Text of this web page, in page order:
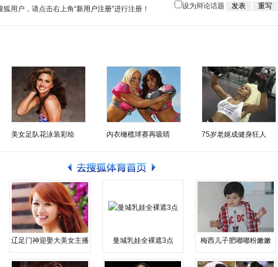
用户，请点击右上角“新用户注册”进行注册！ 设为辩论话题
美女足队花泳装彩绘 内衣橄榄球赛再吸睛 75岁老妪成健身狂人
辽足门神迎娶大美女主播 曼城乳娃全裸遮3点 梅西儿子肥嘟嘟粉嫩嫩